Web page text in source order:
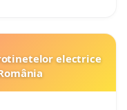
electrice